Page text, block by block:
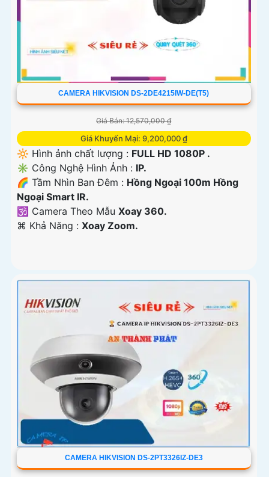
CAMERA HIKVISION DS-2DE4215IW-DE(T5)
Giá Bán: 12,570,000 ₫
Giá Khuyến Mại: 9,200,000 ₫
🔆 Hình ảnh chất lượng : FULL HD 1080P .
✳️ Công Nghệ Hình Ảnh : IP.
🌈 Tầm Nhìn Ban Đêm : Hồng Ngoại 100m Hồng
Ngoại Smart IR.
🕉️ Camera Theo Mẫu Xoay 360.
️⌘ Khả Năng : Xoay Zoom.
CAMERA HIKVISION DS-2PT3326IZ-DE3